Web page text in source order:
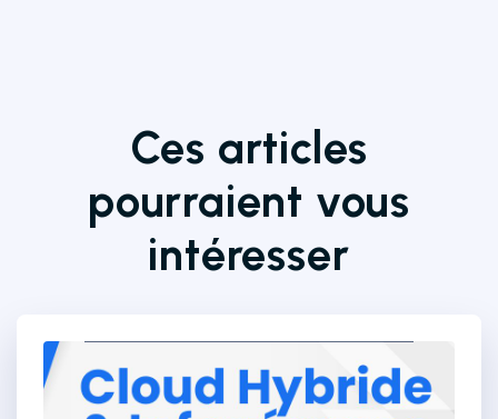
Ces articles
pourraient vous
intéresser